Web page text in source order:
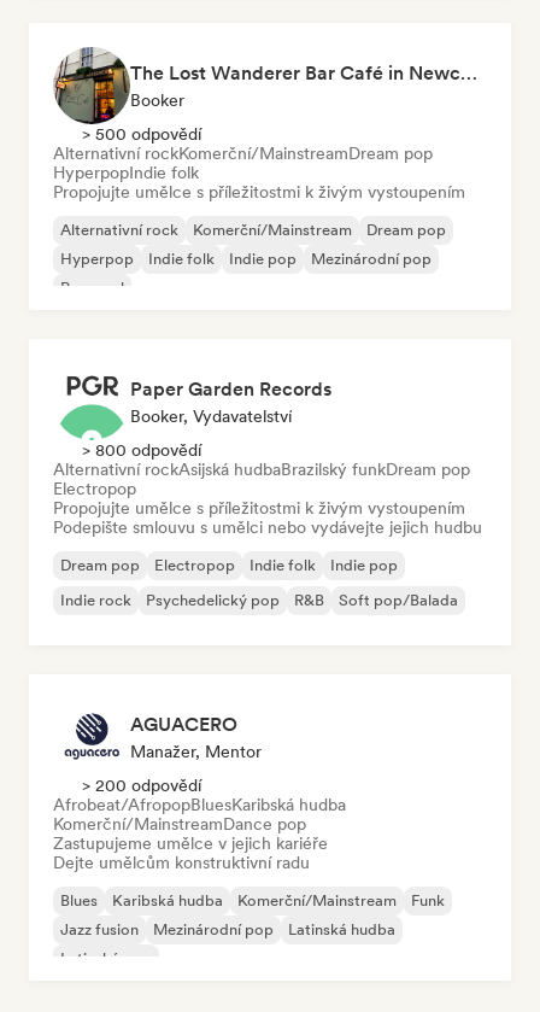
The Lost Wanderer Bar Café in Newcastle
Booker
> 500 odpovědí
Alternativní rockKomerční/MainstreamDream pop
HyperpopIndie folk
Propojujte umělce s příležitostmi k živým vystoupením
Alternativní rock Komerční/Mainstream
Dream pop
Hyperpop
Indie folk Indie pop
Mezinárodní pop
Pop-soul
Paper Garden Records
Booker, Vydavatelství
> 800 odpovědí
Alternativní rockAsijská hudbaBrazilský funkDream pop
Electropop
Propojujte umělce s příležitostmi k živým vystoupením
Podepište smlouvu s umělci nebo vydávejte jejich hudbu
Dream pop Electropop Indie folk
Indie pop
Indie rock
Psychedelický pop R&B Soft pop/Balada
AGUACERO
Manažer, Mentor
> 200 odpovědí
Afrobeat/AfropopBluesKaribská hudba
Komerční/MainstreamDance pop
Zastupujeme umělce v jejich kariéře
Dejte umělcům konstruktivní radu
Blues Karibská hudba Komerční/Mainstream
Funk
Jazz fusion
Mezinárodní pop
Latinská hudba
Latinský pop